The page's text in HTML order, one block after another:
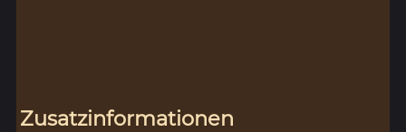
Zusatzinformationen